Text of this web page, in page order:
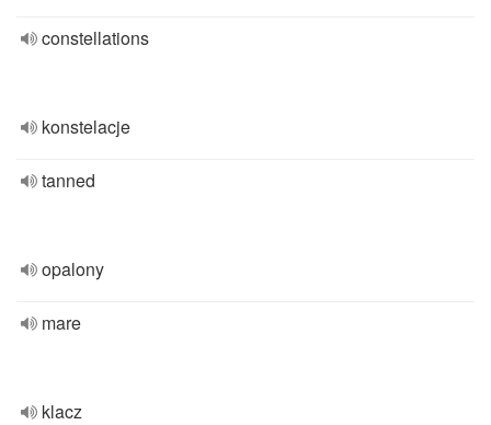
constellations
konstelacje
tanned
opalony
mare
klacz